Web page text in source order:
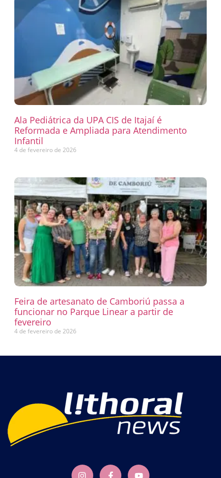
Ala Pediátrica da UPA CIS de Itajaí é
Reformada e Ampliada para Atendimento
Infantil
4 de fevereiro de 2026
Feira de artesanato de Camboriú passa a
funcionar no Parque Linear a partir de
fevereiro
4 de fevereiro de 2026